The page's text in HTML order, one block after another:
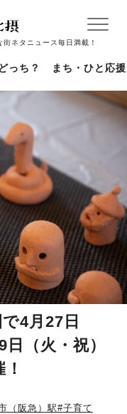
ネタニュース毎日満載！
っち？ まち・ひと応援
4月27日
（火・祝）
（阪急）駅#子育て